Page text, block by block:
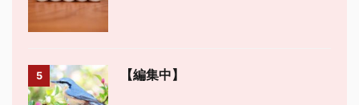
5 【編集中】